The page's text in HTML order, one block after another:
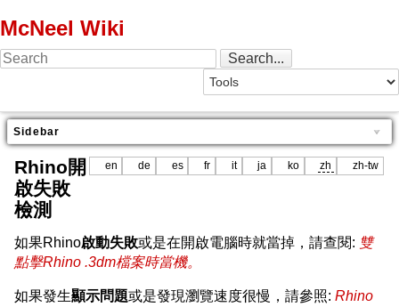
McNeel Wiki
Sidebar
en de es fr it ja ko zh zh-tw
Rhino開
啟失敗
檢測
如果Rhino啟動失敗或是在開啟電腦時就當掉，請查閱: 雙
點擊Rhino .3dm檔案時當機。
如果發生顯示問題或是發現瀏覽速度很慢，請參照: Rhino